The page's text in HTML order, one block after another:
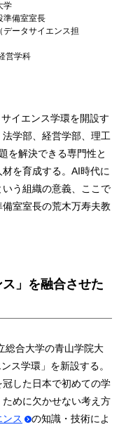
学
準備室室長
データサイエンス担
営学科
イエンス学環を開設す
学部、経営学部、理工
を解決できる専門性と
を育成する。AI時代に
う組織の意義、ここで
室室長の荒木万寿夫教
ス」を融合させた
総合大学の青山学院大
ス学環」を新設する。
した日本で初めての学
めに欠かせない考え方
ス
の知識・技術によ